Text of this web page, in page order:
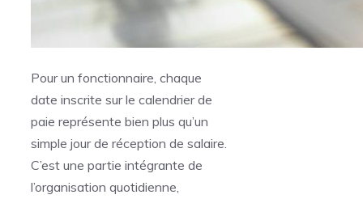
Pour un fonctionnaire, chaque
date inscrite sur le calendrier de
paie représente bien plus qu’un
simple jour de réception de salaire.
C’est une partie intégrante de
l’organisation quotidienne,